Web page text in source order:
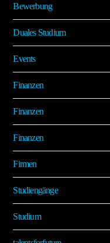
Bewerbung
Duales Studium
Events
Finanzen
Finanzen
Finanzen
Firmen
Studiengänge
Studium